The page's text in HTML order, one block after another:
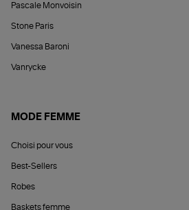
Pascale Monvoisin
Stone Paris
Vanessa Baroni
Vanrycke
MODE FEMME
Choisi pour vous
Best-Sellers
Robes
Baskets femme